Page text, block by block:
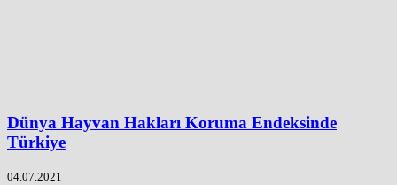
Dünya Hayvan Hakları Koruma Endeksinde
Türkiye
04.07.2021